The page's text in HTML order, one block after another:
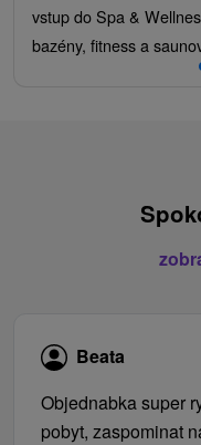
vstup do Spa &
bazény, fitness a
Beata
Objednabka super
pobyt, zaspominat